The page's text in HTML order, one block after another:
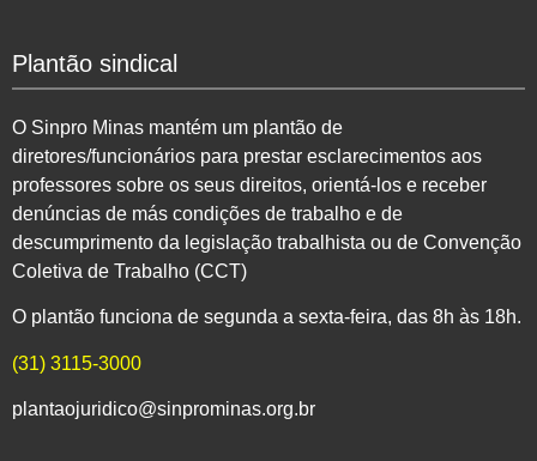
Plantão sindical
O Sinpro Minas mantém um plantão de
diretores/funcionários para prestar esclarecimentos aos
professores sobre os seus direitos, orientá-los e receber
denúncias de más condições de trabalho e de
descumprimento da legislação trabalhista ou de Convenção
Coletiva de Trabalho (CCT)
O plantão funciona de segunda a sexta-feira, das 8h às 18h.
(31) 3115-3000
plantaojuridico@sinprominas.org.br